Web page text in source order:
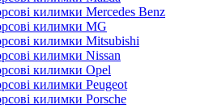
килимки Mercedes Benz
килимки MG
килимки Mitsubishi
килимки Nissan
килимки Opel
килимки Peugeot
килимки Porsche